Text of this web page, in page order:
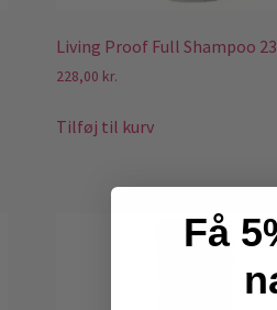
Living Proof Full Shampoo
228,00 kr.
Tilføj til kurv
Få